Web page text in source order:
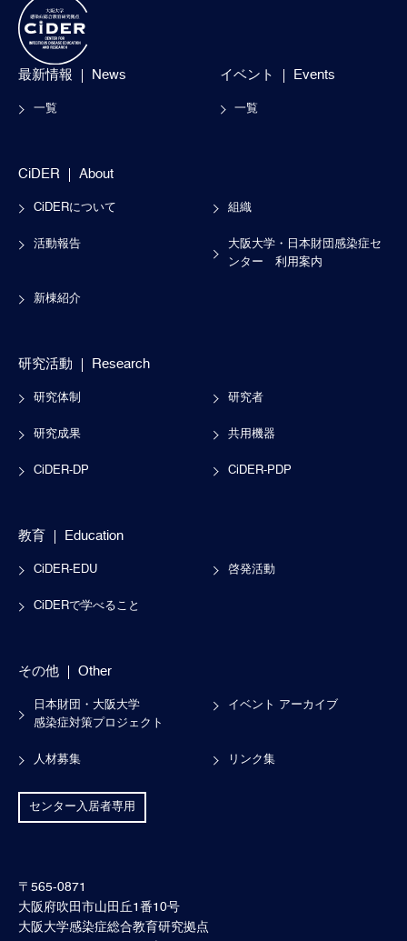
最新情報 News
一覧
イベント Events
一覧
CiDER About
CiDERについて 組織
活動報告
大阪大学・日本財団感染症セ
ンター 利用案内
新棟紹介
研究活動 Research
研究体制 研究者
研究成果 共用機器
CiDER-DP CiDER-PDP
教育 Education
CiDER-EDU 啓発活動
CiDERで学べること
その他 Other
日本財団・大阪大学
感染症対策プロジェクト
イベント アーカイブ
人材募集 リンク集
センター入居者専用
〒565-0871
大阪府吹田市山田丘1番10号
大阪大学感染症総合教育研究拠点